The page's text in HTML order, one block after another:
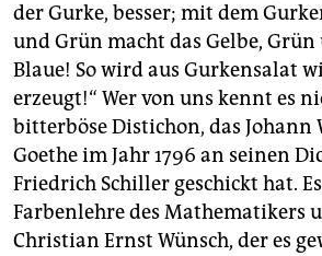
der Gurke, besser; mit dem
und Grün macht das Gelbe,
Blaue! So wird aus Gurkensalat
erzeugt!“ Wer von uns kennt es
bitterböse Distichon, das Johann
Goethe im Jahr 1796 an seinen
Friedrich Schiller geschickt hat.
Farbenlehre des Mathematikers
Christian Ernst Wünsch, der es